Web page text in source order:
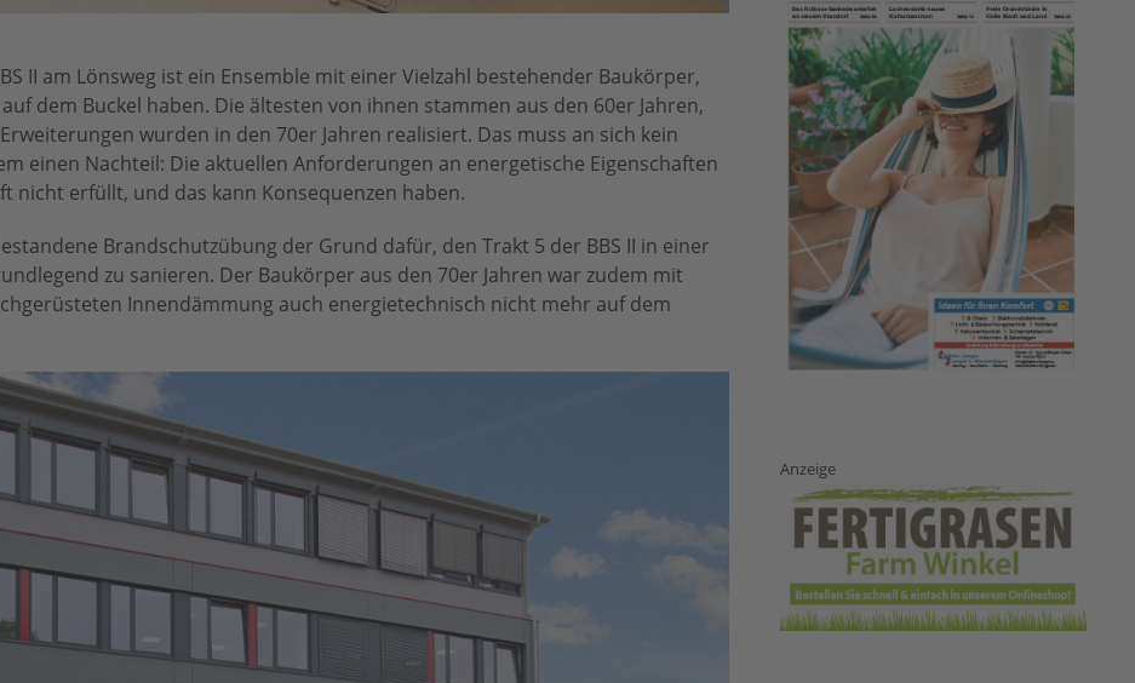
II am Lönsweg ist ein Ensemble mit einer Vielzahl bestehender Baukörper,
dem Buckel haben. Die ältesten von ihnen stammen aus den 60er Jahren,
wurden in den 70er Jahren realisiert. Das muss an sich kein
einen Nachteil: Die aktuellen Anforderungen an energetische Eigenschaften
nicht erfüllt, und das kann Konsequenzen haben.
Brandschutzübung der Grund dafür, den Trakt 5 der BBS II in einer
zu sanieren. Der Baukörper aus den 70er Jahren war zudem mit
Innendämmung auch energietechnisch nicht mehr auf dem
Anzeige